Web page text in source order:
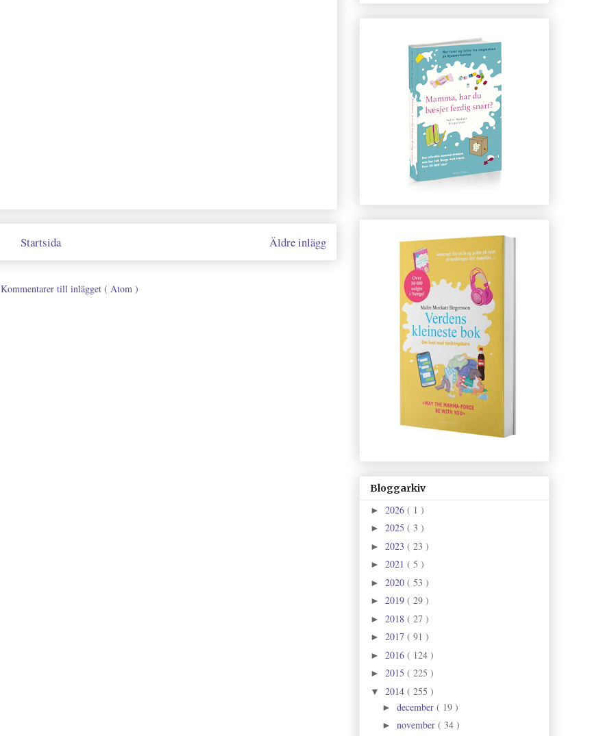
Äldre inlägg
Startsida
Kommentarer till inlägget ( Atom )
Bloggarkiv
► 2026 ( 1 )
► 2025 ( 3 )
► 2023 ( 23 )
► 2021 ( 5 )
► 2020 ( 53 )
► 2019 ( 29 )
► 2018 ( 27 )
► 2017 ( 91 )
► 2016 ( 124 )
► 2015 ( 225 )
▼ 2014 ( 255 )
► december ( 19 )
► november ( 34 )